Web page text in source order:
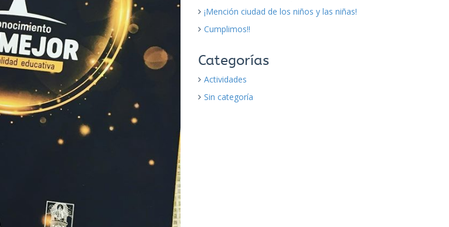
¡Mención ciudad de los niños y las niñas!
Cumplimos!!
Categorías
Actividades
Sin categoría